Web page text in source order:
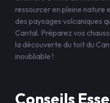
ressourcer en pleine nature
des paysages volcaniques
Cantal. Préparez vos
la découverte du toit du
inoubliable !
Conseils